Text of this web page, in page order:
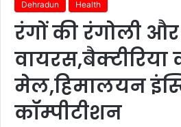
Dehradun Health
रंगों की रंगोली और
वायरस,बैक्टीरिया
मेल,हिमालयन
कॉम्पीटीशन